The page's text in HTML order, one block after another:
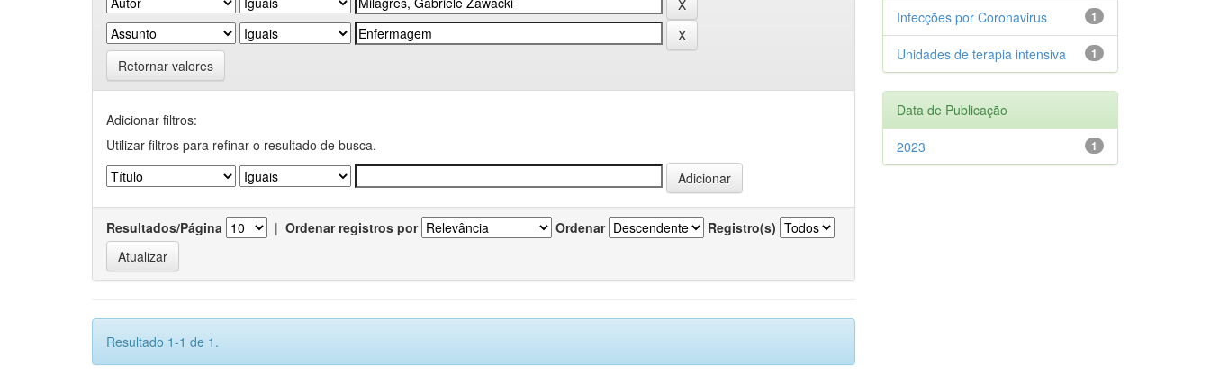
Retornar valores
Adicionar filtros:
Utilizar filtros para refinar o resultado de busca.
Resultados/Página | Ordenar registros por Ordenar Registro(s)
Resultado 1-1 de 1.
1
Infecções por Coronavirus
1
Unidades de terapia intensiva
Data de Publicação
1
2023